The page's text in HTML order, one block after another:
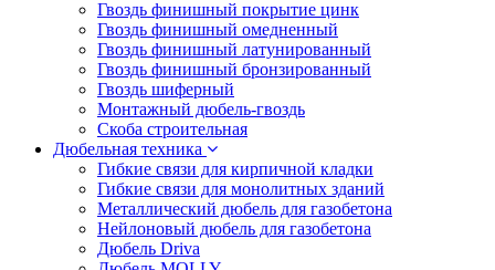
Гвоздь финишный покрытие цинк
Гвоздь финишный омедненный
Гвоздь финишный латунированный
Гвоздь финишный бронзированный
Гвоздь шиферный
Монтажный дюбель-гвоздь
Скоба строительная
Дюбельная техника
Гибкие связи для кирпичной кладки
Гибкие связи для монолитных зданий
Металлический дюбель для газобетона
Нейлоновый дюбель для газобетона
Дюбель Driva